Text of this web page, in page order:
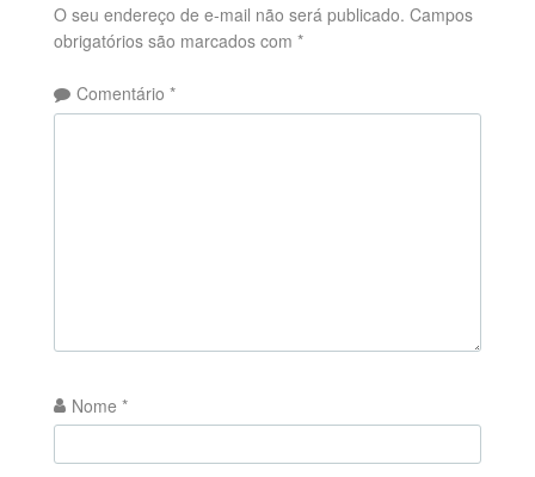
O seu endereço de e-mail não será publicado. Campos
obrigatórios são marcados com *
Comentário *
Nome *